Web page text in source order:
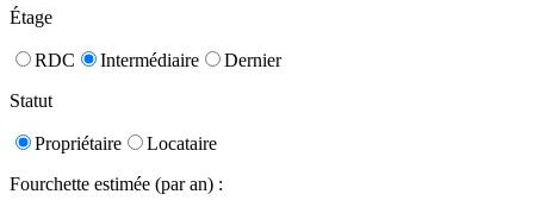
Étage
RDC Intermédiaire
Dernier
Statut
Propriétaire
Locataire
Fourchette estimée (par an) :